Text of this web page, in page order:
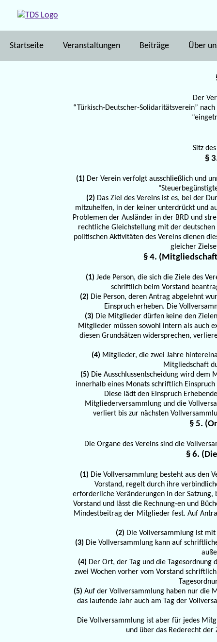
Startseite Veranstaltungen Beiträge Über
Der
“Türkisch-Deutscher-Solidaritätsverein”
Sitz
§
(1) Der Verein verfolgt ausschließlich und
(2) Das Ziel des Vereins ist es, bei der
mitzuhelfen, in der keiner unterdrückt und
Problemen der Ausländer in der BRD und
rechtliche Gleichstellung mit der
politischen Aktivitäten des Vereins dienen
gleicher
§ 4.
(1) Jede Person, die sich die Ziele des
schriftlich beim Vorstand
(2) Die Person, deren Antrag abgelehnt
Einspruch erheben. Die
(3) Die Mitglieder dürfen keine den
Mitglieder müssen sowohl intern als auch
diesen Grundsätzen widersprechen,
(4) Mitglieder, die zwei Jahre
Mitgliedschaft
(5) Die Ausschlussentscheidung wird
innerhalb eines Monats schriftlich
Diese lädt den Einspruch
Mitgliederversammlung und die
verliert bis zur nächsten
§ 5.
Die Organe des Vereins sind die
§ 6.
(1) Die Vollversammlung besteht aus den
Vorstand, regelt durch ihre
erforderliche Veränderungen in der
Vorstand und lässt die Rechnung-en und
Mindestbeitrag der Mitglieder fest. Auf
(2) Die Vollversammlung ist
(3) Die Vollversammlung kann auf
(4) Der Ort, der Tag und die
zwei Wochen vorher vom Vorstand
(5) Auf der Vollversammlung haben nur die
das laufende Jahr auch am Tag der
Die Vollversammlung ist aber für jedes
und über das Rederecht